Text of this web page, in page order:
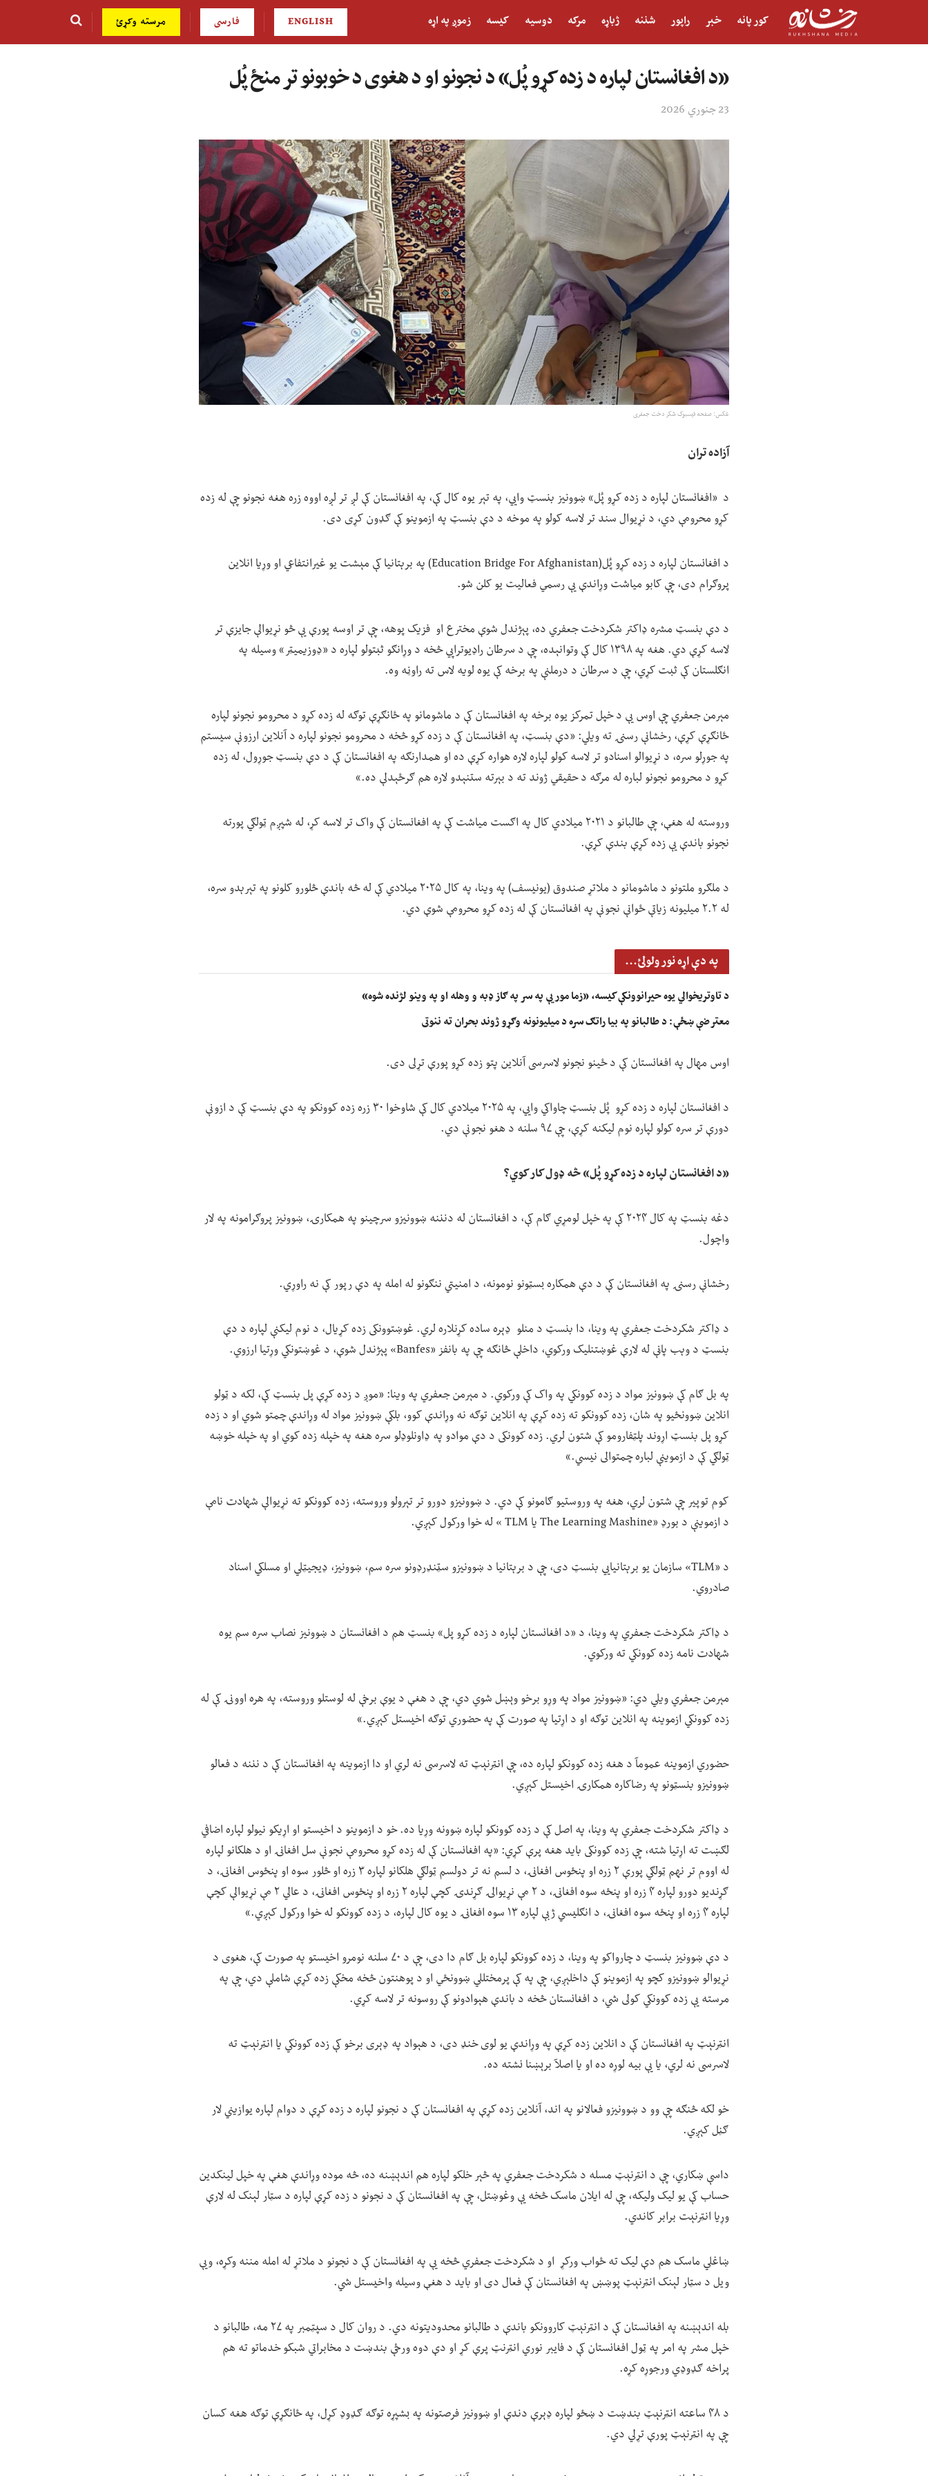
کور پانه خبر راپور شننه ژباړه مرکه دوسیه کیسه زموږ په اړه ENGLISH فارسی مرسته وکړئ
«د افغانستان لپاره د زده کړو پُل» د نجونو او د هغوی د خوبونو تر منځ پُل
23 جنوري 2026
عکس: صفحه فیسبوک شکر دخت جعفری
آزاده تران
د «افغانستان لپاره د زده کړو پُل» ښوونیز بنسټ وايي، په تېر یوه کال کې، په افغانستان کې لږ تر لږه اووه زره هغه نجونو چې له زده
کړو محرومې دي، د نړیوال سند تر لاسه کولو په موخه د دې بنسټ په ازموینو کې ګډون کړی دی.
د افغانستان لپاره د زده کړو پُل(Education Bridge For Afghanistan) په برېتانیا کې مېشت یو غیرانتفاعي او وړیا انلاین
پروګرام دی، چې کابو میاشت وړاندې یې رسمي فعالیت یو کلن شو.
د دې بنسټ مشره ډاکتر شکردخت جعفري ده، پېژندل شوې مخترع او فزیک پوهه، چې تر اوسه پورې یې څو نړیوالې جایزې تر
لاسه کړې دي. هغه په ۱۳۹۸ کال کې وتوانېده، چې د سرطان راډیوتراپي څخه د وړانګو ثبتولو لپاره د «ډوزیمیټر» وسیله په
انګلستان کې ثبت کړي، چې د سرطان د درملنې په برخه کې یوه لویه لاس ته راوڼه وه.
مېرمن جعفري چې اوس یې د خپل تمرکز یوه برخه په افغانستان کې د ماشومانو په ځانګړې توګه له زده کړو د محرومو نجونو لپاره
ځانګړې کړې، رخشانې رسنۍ ته ویلي: «دې بنسټ، په افغانستان کې د زده کړو څخه د محرومو نجونو لپاره د آنلاین ارزونې سیستم
په جوړلو سره، د نړیوالو اسنادو تر لاسه کولو لپاره لاره هواره کړې ده او همدارنګه په افغانستان کې د دې بنسټ جوړول، له زده
کړو د محرومو نجونو لباره له مرګه د حقیقي ژوند ته د بېرته ستنېدو لاره هم ګرځېدلې ده.»
وروسته له هغې، چې طالبانو د ۲۰۲۱ میلادي کال په اګست میاشت کې په افغانستان کې واک تر لاسه کړ، له شپږم ټولګي پورته
نجونو باندې یې زده کړې بندې کړې.
د ملګرو ملتونو د ماشومانو د ملاتړ صندوق (یونیسف) په وینا، په کال ۲۰۲۵ میلادي کې له څه باندې څلورو کلونو په تېرېدو سره،
له ۲.۲ میلیونه زیاتې ځوانې نجونې په افغانستان کې له زده کړو محرومې شوې دي.
په دې اړه نور ولولئ...
د تاوتریخوالي یوه حیرانوونکې کیسه، «زما مور یې په سر په ګاز ډبه و وهله او په وینو لژنده شوه»
معترضې ښځې: د طالبانو په بیا راتګ سره د میلیونونه وګړو ژوند بحران ته ننوتی
اوس مهال په افغانستان کې د ځینو نجونو لاسرسی آنلاین پتو زده کړو پورې تړلی دی.
د افغانستان لپاره د زده کړو پُل بنسټ چاواکي وايي، په ۲۰۲۵ میلادي کال کې شاوخوا ۳۰ زره زده کوونکو په دې بنسټ کې د ازونې
دورې تر سره کولو لپاره نوم لیکنه کړې، چې ۹۷ سلنه د هغو نجونې دي.
«د افغانستان لپاره د زده کړو پُل» څه ډول کار کوي؟
دغه بنسټ په کال ۲۰۲۴ کې په خپل لومړي ګام کې، د افغانستان له دنننه ښوونیزو سرچینو په همکارۍ، ښوونیز پروګرامونه په لار
واچول.
رخشانې رسنۍ په افغانستان کې د دې همکاره بسټونو نومونه، د امنیتي ننګونو له امله په دې رپور کې نه راوړي.
د ډاکتر شکردخت جعفري په وینا، دا بنسټ د منلو ډېره ساده کړنلاره لري. غوښتوونکی زده کړیال، د نوم لیکنې لپاره د دې
بنسټ د وېب پاڼې له لارې غوښتنلیک ورکوي، داخلې څانګه چې په بانفز «Banfes» پېژندل شوې، د غوښتونکي وړتیا ارزوي.
په بل ګام کې ښوونیز مواد د زده کوونکي په واک کې ورکوي. د مېرمن جعفري په وینا: «موږ د زده کړې پل بنسټ کې، لکه د ټولو
انلاین ښوونځیو په شان، زده کوونکو ته زده کړې په انلاین توګه نه وړاندې کوو، بلکې ښوونیز مواد له وړاندې چمتو شوي او د زده
کړو پل بنسټ اړوند پلټفارومو کې شتون لري. زده کوونکی د دې موادو په ډاونلوډلو سره هغه په خپله زده کوي او په خپله خوښه
ټولګي کې د ازموینې لباره چمتوالی نیسي.»
کوم توپیر چې شتون لري، هغه په وروستیو ګامونو کې دي. د ښوونیزو دورو تر تېرولو وروسته، زده کوونکو ته نړیوالې شهادت نامې
د ازموینې د بورډ «The Learning Mashine یا TLM » له خوا ورکول کېږي.
د «TLM» سازمان یو برېتانیايي بنسټ دی، چې د برېتانیا د ښوونیزو سټنډرډونو سره سم، ښوونیز، ډیجیټلي او مسلکي اسناد
صادروي.
د ډاکتر شکردخت جعفري په وینا، د «د افغانستان لپاره د زده کړو پل» بنسټ هم د افغانستان د ښوونیز نصاب سره سم یوه
شهادت نامه زده کوونکي ته ورکوي.
مېرمن جعفري ویلي دي: «ښوونیز مواد په وړو برخو وېښل شوي دي، چې د هغې د یوې برخې له لوستلو وروسته، په هره اوونۍ کې له
زده کوونکي ازموینه په انلاین توګه او د اړتیا په صورت کې په حضوري توګه اخیستل کېږي.»
حضوري ازموینه عمومآ د هغه زده کوونکو لپاره ده، چې انټرنېټ ته لاسرسی نه لري او دا ازموینه په افغانستان کې د نننه د فعالو
ښوونیزو بنسټونو په رضاکاره همکارۍ اخیستل کېږي.
د ډاکتر شکردخت جعفري په وینا، په اصل کې د زده کوونکو لپاره ښوونه وړیا ده. خو د ازموینو د اخیستو او اړیکو نیولو لپاره اضافي
لګښت ته اړتیا شته، چې زده کوونکی باید هغه پرې کړي: «په افغانستان کې له زده کړو محرومې نجونې سل افغانۍ او د هلکانو لپاره
له اووم تر نهم ټولګي پورې ۲ زره او پنځوس افغانۍ، د لسم نه تر دولسم ټولګي هلکانو لپاره ۳ زره او څلور سوه او پنځوس افغانۍ، د
ګړندیو دورو لپاره ۴ زره او پنځه سوه افغانۍ، د ۲ مې نړیوالۍ ګړندۍ کچې لپاره ۲ زره او پنځوس افغانۍ، د عالي ۲ مې نړیوالې کچې
لپاره ۴ زره او پنځه سوه افغانۍ، د انګلیسي ژبې لپاره ۱۳ سوه افغانۍ د یوه کال لپاره، د زده کوونکو له خوا ورکول کېږي.»
د دې ښوونیز بنسټ د چارواکو په وینا، د زده کوونکو لپاره بل ګام دا دی، چې د ۷۰ سلنه نومرو اخیستو په صورت کې، هغوی د
نړیوالو ښوونیزو کچو په ازموینو کې داخلېږي، چې په کې پرمختللي ښوونځي او د پوهنتون څخه مخکې زده کړې شاملې دي، چې په
مرسته یې زده کوونکي کولی شي، د افغانستان څخه د باندې هېوادونو کې روسونه تر لاسه کړي.
انټرنېټ په افغانستان کې د انلاین زده کړې په وړاندې یو لوی خنډ دی، د هېواد په ډېری برخو کې زده کوونکي یا انټرنېټ ته
لاسرسی نه لري، یا یې بیه لوړه ده او یا اصلآ برېښنا نشته ده.
خو لکه څنګه چې وو د ښوونیزو فعالانو په اند، آنلاین زده کړې په افغانستان کې د نجونو لپاره د زده کړې د دوام لپاره یوازیني لار
ګڼل کېږي.
داسې ښکاري، چې د انټرنېټ مسله د شکردخت جعفري په څېر خلکو لپاره هم اندېښنه ده، څه موده وړاندې هغې په خپل لینکدین
حساب کې یو لیک ولیکه، چې له ایلان ماسک څخه یې وغوښتل، چې په افغانستان کې د نجونو د زده کړې لپاره د سټار لېنک له لارې
وړیا انټرنېت برابر کاندي.
ښاغلي ماسک هم دې لیک ته ځواب ورکړ او د شکردخت جعفري څخه یې په افغانستان کې د نجونو د ملاتړ له امله مننه وکړه، ویې
ویل د سټار لېنک انټرنېټ پوښښ په افغانستان کې فعال دی او باید د هغې وسیله واخیستل شي.
بله اندېښنه په افغانستان کې د انټرنېټ کاروونکو باندې د طالبانو محدودیتونه دي. د روان کال د سپټمبر په ۲۷ مه، طالبانو د
خپل مشر په امر په ټول افغانستان کې د فایبر نوري انټرنټ پرې کړ او دې دوه ورځې بندښت د مخابراتي شبکو خدماتو ته هم
پراخه ګډوډي ورجوړه کړه.
د ۴۸ ساعته انټرنېټ بندښت د ښځو لپاره ډېرې دندې او ښوونیز فرصتونه په بشپړه توګه ګډوډ کړل، په ځانګړې توګه هغه کسان
چې په انټرنېټ پورې تړلي دي.